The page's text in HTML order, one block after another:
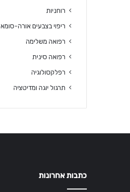
רוחניות
ריפוי בצבעים אורה-סומא
רפואה משלימה
רפואה סינית
רפלקסולוגיה
תרגול יוגה ומדיטציה
כתבות אחרונות